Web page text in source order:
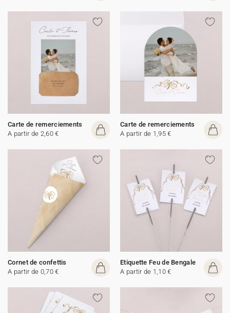
Carte de remerciements
A partir de 2,60 €
Carte de remerciements
A partir de 1,95 €
Cornet de confettis
A partir de 0,70 €
Etiquette Feu de Bengale
A partir de 1,10 €